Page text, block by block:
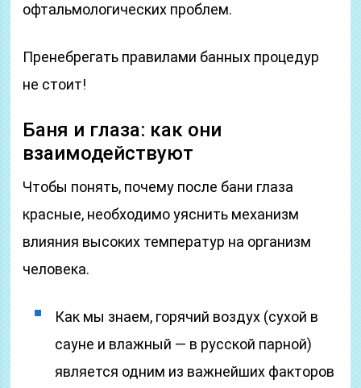
офтальмологических проблем.
Пренебрегать правилами банных процедур
не стоит!
Баня и глаза: как они
взаимодействуют
Чтобы понять, почему после бани глаза
красные, необходимо уяснить механизм
влияния высоких температур на организм
человека.
Как мы знаем, горячий воздух (сухой в
сауне и влажный — в русской парной)
является одним из важнейших факторов